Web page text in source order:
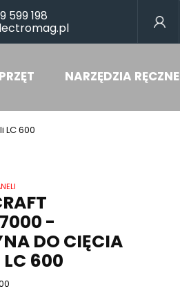
599 198
NARZĘDZIA RĘCZNE
LC 600
-
DO CIĘCIA
LC 600